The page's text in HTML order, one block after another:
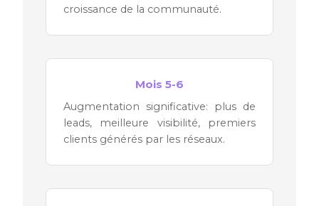
croissance de la communauté.
Mois 5-6
Augmentation significative: plus de
leads, meilleure visibilité, premiers
clients générés par les réseaux.